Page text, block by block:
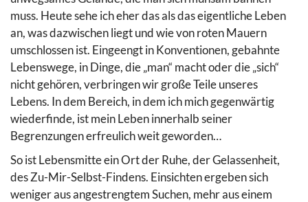
muss. Heute sehe ich eher das als das eigentliche Leben
an, was dazwischen liegt und wie von roten Mauern
umschlossen ist. Eingeengt in Konventionen, gebahnte
Lebenswege, in Dinge, die „man“ macht oder die „sich“
nicht gehören, verbringen wir große Teile unseres
Lebens. In dem Bereich, in dem ich mich gegenwärtig
wiederfinde, ist mein Leben innerhalb seiner
Begrenzungen erfreulich weit geworden…
So ist Lebensmitte ein Ort der Ruhe, der Gelassenheit,
des Zu-Mir-Selbst-Findens. Einsichten ergeben sich
weniger aus angestrengtem Suchen, mehr aus einem